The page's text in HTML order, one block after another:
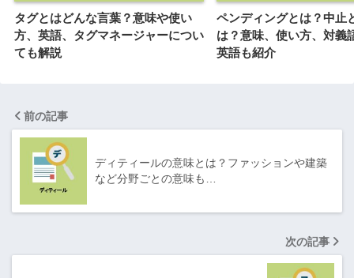
タグとはどんな言葉？意味や使い
方、英語、タグマネージャーについ
ても解説
ペンディングとは？中止
は？意味、使い方、対義
英語も紹介
前の記事
ディティールの意味とは？ファッションや建築
など分野ごとの意味も…
次の記事